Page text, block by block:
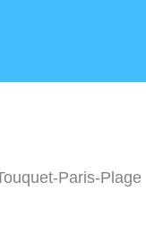
Paris-Plage